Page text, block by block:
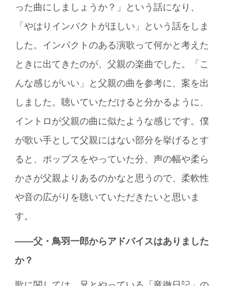
った曲にしましょうか？」という話になり、
「やはりインパクトがほしい」という話をしま
した。インパクトのある演歌って何かと考えた
ときに出てきたのが、父親の楽曲でした。「こ
んな感じがいい」と父親の曲を参考に、案を出
しました。聴いていただけると分かるように、
イントロが父親の曲に似たような感じです。僕
が歌い手として父親にはない部分を挙げるとす
ると、ポップスをやっていた分、声の幅や柔ら
かさが父親よりあるのかなと思うので、柔軟性
や音の広がりを聴いていただきたいと思いま
す。
――父・鳥羽一郎からアドバイスはありました
か？